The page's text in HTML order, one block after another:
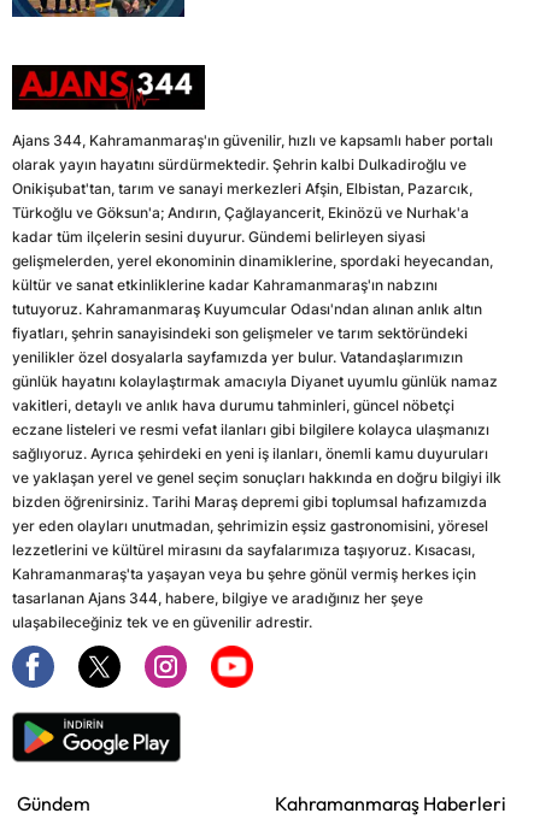
Ajans 344, Kahramanmaraş'ın güvenilir, hızlı ve kapsamlı haber portalı
olarak yayın hayatını sürdürmektedir. Şehrin kalbi Dulkadiroğlu ve
Onikişubat'tan, tarım ve sanayi merkezleri Afşin, Elbistan, Pazarcık,
Türkoğlu ve Göksun'a; Andırın, Çağlayancerit, Ekinözü ve Nurhak'a
kadar tüm ilçelerin sesini duyurur. Gündemi belirleyen siyasi
gelişmelerden, yerel ekonominin dinamiklerine, spordaki heyecandan,
kültür ve sanat etkinliklerine kadar Kahramanmaraş'ın nabzını
tutuyoruz. Kahramanmaraş Kuyumcular Odası'ndan alınan anlık altın
fiyatları, şehrin sanayisindeki son gelişmeler ve tarım sektöründeki
yenilikler özel dosyalarla sayfamızda yer bulur. Vatandaşlarımızın
günlük hayatını kolaylaştırmak amacıyla Diyanet uyumlu günlük namaz
vakitleri, detaylı ve anlık hava durumu tahminleri, güncel nöbetçi
eczane listeleri ve resmi vefat ilanları gibi bilgilere kolayca ulaşmanızı
sağlıyoruz. Ayrıca şehirdeki en yeni iş ilanları, önemli kamu duyuruları
ve yaklaşan yerel ve genel seçim sonuçları hakkında en doğru bilgiyi ilk
bizden öğrenirsiniz. Tarihi Maraş depremi gibi toplumsal hafızamızda
yer eden olayları unutmadan, şehrimizin eşsiz gastronomisini, yöresel
lezzetlerini ve kültürel mirasını da sayfalarımıza taşıyoruz. Kısacası,
Kahramanmaraş'ta yaşayan veya bu şehre gönül vermiş herkes için
tasarlanan Ajans 344, habere, bilgiye ve aradığınız her şeye
ulaşabileceğiniz tek ve en güvenilir adrestir.
Gündem
Kahramanmaraş Haberleri